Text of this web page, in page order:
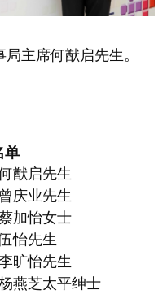
主席何猷启先生。
单
猷启先生
曾庆业先生
加怡女士
怡先生
旷怡先生
燕芝太平绅士